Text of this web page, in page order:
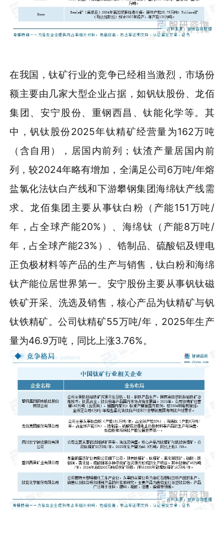
在我国，钛矿行业的竞争已经相当激烈，市场份
额主要由几家大型企业占据，如钒钛股份、龙佰
集团、安宁股份、重钢西昌、钛能化学等。其
中，钒钛股份2025年钛精矿经营量为162万吨
（含自用），居国内前列；钛渣产量居国内前
列，较2024年略有增加，全满足公司6万吨/年熔
盐氯化法钛白产线和下游攀钢集团海绵钛产线需
求。龙佰集团主要从事钛白粉（产能151万吨/
年，占全球产能20%）、海绵钛（产能8万吨/
年，占全球产能23%）、锆制品、硫酸铝及锂电
正负极材料等产品的生产与销售，钛白粉和海绵
钛产能位居世界第一。安宁股份主要从事钒钛磁
铁矿开采、洗选及销售，核心产品为钛精矿与钒
钛铁精矿。公司钛精矿55万吨/年，2025年生产
量为46.9万吨，同比上涨3.76%。